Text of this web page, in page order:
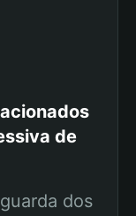
de
dos